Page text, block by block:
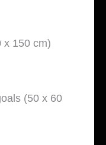
x 150 cm)
(50 x 60